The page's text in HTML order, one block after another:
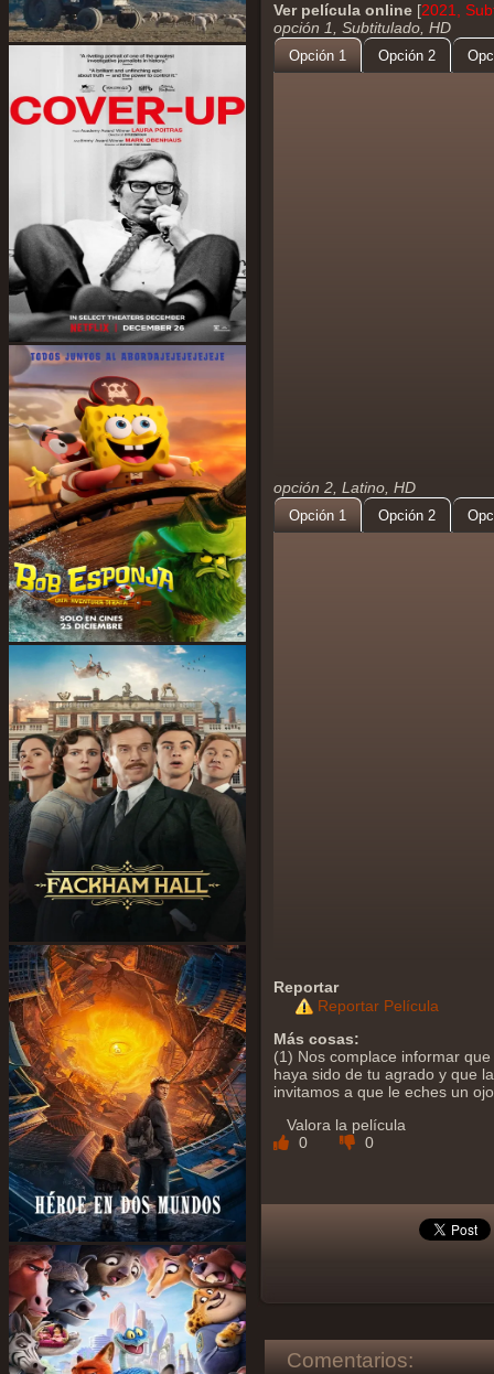
Ver película online [2021,
opción 1, Subtitulado, HD
Opción 1 Opción 2
opción 2, Latino, HD
Opción 1 Opción 2
Reportar
Reportar Película
Más cosas:
(1) Nos complace informar
haya sido de tu agrado y que
invitamos a que le eches un
Valora la película
0
0
Comentarios: